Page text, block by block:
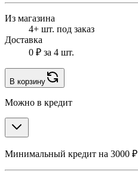
Из магазина
4+ шт. под заказ
Доставка
0 ₽ за 4 шт.
В корзину
Можно в кредит
Минимальный кредит на 3000 ₽